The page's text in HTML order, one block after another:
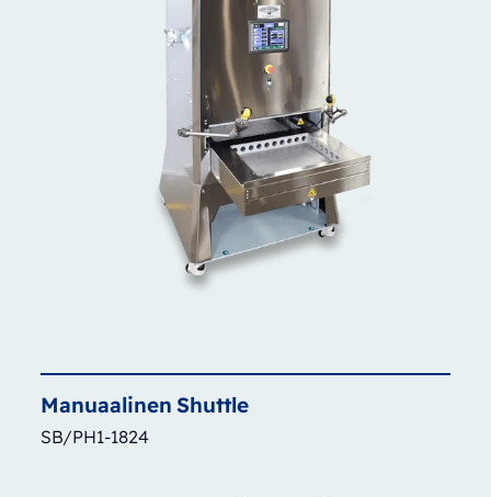
Manuaalinen Shuttle
SB/PH1-1824